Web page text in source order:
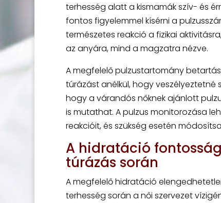
terhesség alatt a kismamák szív- és
fontos figyelemmel kísérni a
természetes reakció a fizikai
az anyára, mind a magzatra nézve.
A megfelelő pulzustartomány
túrázást anélkül, hogy
hogy a várandós nőknek ajánlott
is mutathat. A pulzus monitorozása
reakcióit, és szükség esetén
A hidratáció
túrázás során
A megfelelő hidratáció
terhesség során a női szervezet